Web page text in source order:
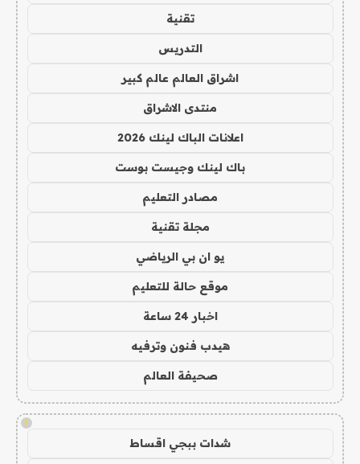
تقنية
التدريس
اشراق العالم عالم كبير
منتدى الاشراق
اعلانات الباك لينك 2026
باك لينك وجيست بوست
مصادر التعليم
مجلة تقنية
يو ان بي الرياضي
موقع حالة للتعليم
اخبار 24 ساعة
هيدب فنون وترفيه
صحيفة العالم
!
شدات ببجي اقساط